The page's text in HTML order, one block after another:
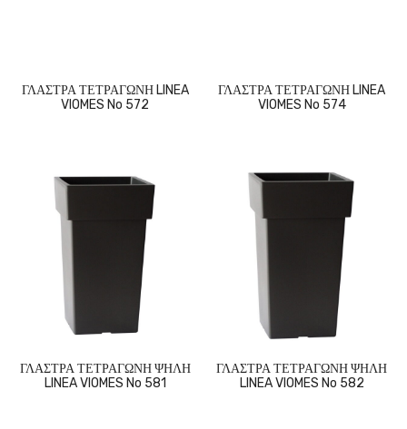
ΓΛΑΣΤΡΑ ΤΕΤΡΑΓΩΝΗ LINEA
VIOMES No 572
ΓΛΑΣΤΡΑ ΤΕΤΡΑΓΩΝΗ LINEA
VIOMES No 574
ΓΛΑΣΤΡΑ ΤΕΤΡΑΓΩΝΗ ΨΗΛΗ
LINEA VIOMES No 581
ΓΛΑΣΤΡΑ ΤΕΤΡΑΓΩΝΗ ΨΗΛΗ
LINEA VIOMES No 582